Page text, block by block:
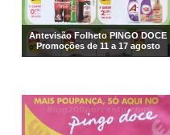
Antevisão Folheto PINGO DOCE
Promoções de 11 a 17 agosto